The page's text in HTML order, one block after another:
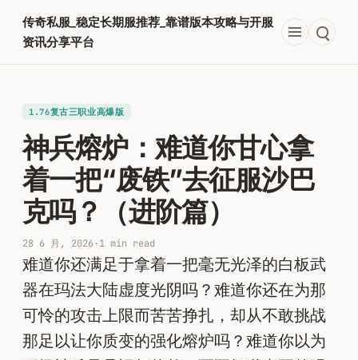
内
传奇私服_稳定长期服推荐_靠谱版本攻略与开服
资讯分享平台
1.76复古三职业高爆版
神兵熔炉：难道你甘心拿
着一把“废铁”去征服沙巴
克吗？（进阶篇）
28 6 月, 2026·1 min read
难道你还满足于拿着一把毫无光泽的白板武
器在玛法大陆虚度光阴吗？难道你还在为那
可怜的攻击上限而苦苦挣扎，却从不敢挑战
那足以让你质变的强化熔炉吗？难道你以为